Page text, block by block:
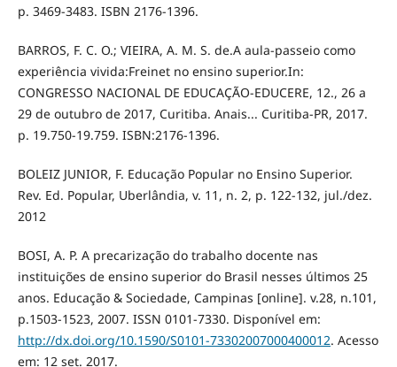
p. 3469-3483. ISBN 2176-1396.
BARROS, F. C. O.; VIEIRA, A. M. S. de.A aula-passeio como
experiência vivida:Freinet no ensino superior.In:
CONGRESSO NACIONAL DE EDUCAÇÃO-EDUCERE, 12., 26 a
29 de outubro de 2017, Curitiba. Anais... Curitiba-PR, 2017.
p. 19.750-19.759. ISBN:2176-1396.
BOLEIZ JUNIOR, F. Educação Popular no Ensino Superior.
Rev. Ed. Popular, Uberlândia, v. 11, n. 2, p. 122-132, jul./dez.
2012
BOSI, A. P. A precarização do trabalho docente nas
instituições de ensino superior do Brasil nesses últimos 25
anos. Educação & Sociedade, Campinas [online]. v.28, n.101,
p.1503-1523, 2007. ISSN 0101-7330. Disponível em:
http://dx.doi.org/10.1590/S0101-73302007000400012. Acesso
em: 12 set. 2017.